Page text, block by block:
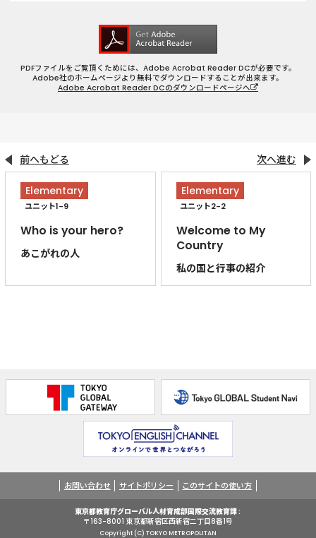
PDFファイルをご覧頂くためには、Adobe Acrobat Reader DCが必要です。
Adobe社のホームページより無料でダウンロードすることが出来ます。
Adobe Acrobat Reader DCのダウンロードページへ
前へもどる
Elementary
ユニット1-9
Who is your hero?
あこがれの人
次へ進む
Elementary
ユニット2-2
Welcome to My
Country
私の国と行事の紹介
お問い合わせ サイトポリシー このサイトの使い方
東京都教育庁グローバル人材育成部国際交流教育課
〒163-8001 東京都新宿区⻄新宿二丁目8番1号
Copyright (C) TOKYO METROPOLITAN